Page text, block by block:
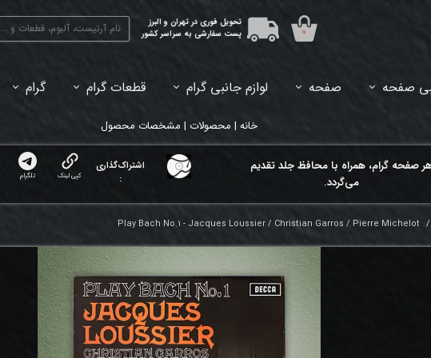
تحویل فوری در تهران و البرز
پست سفارشی به سراسر کشور
۰
صفحه صفحه لوازم جانبی گرام قطعات گرام گرام
خانه | محصولات | مشخصات محصول
​صفحه گرام، همراه با محافظ جلد تقدیم
می‌گردد.
اشتراک‌گذاری
:
کپی لینک تلگرام
Play Bach No.1 - Jacques Loussier / Christian Garros / Pierre Michelot